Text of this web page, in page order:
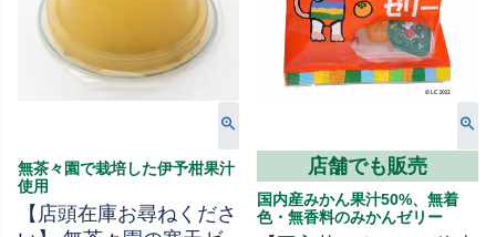
無茶々園で栽培した伊予柑果汁
使用
【店頭在庫お尋ねくださ
店舗でも販売
国内産みかん果汁50%、無着
色・無香料のみかんゼリー